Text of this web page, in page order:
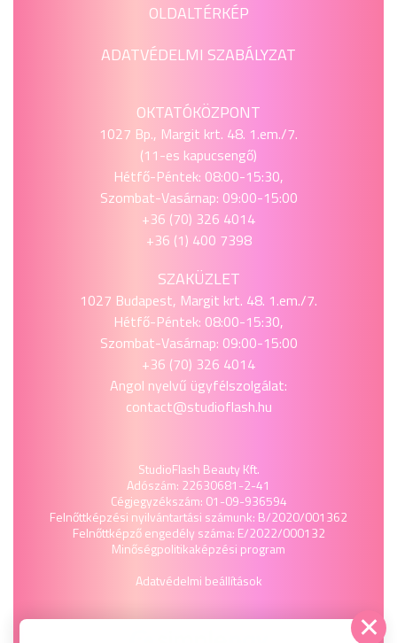
OLDALTÉRKÉP
ADATVÉDELMI SZABÁLYZAT
OKTATÓKÖZPONT
1027 Bp., Margit krt. 48. 1.em./7.
(11-es kapucsengő)
Hétfő-Péntek: 08:00-15:30,
Szombat-Vasárnap: 09:00-15:00
+36 (70) 326 4014
+36 (1) 400 7398
SZAKÜZLET
1027 Budapest, Margit krt. 48. 1.em./7.
Hétfő-Péntek: 08:00-15:30,
Szombat-Vasárnap: 09:00-15:00
+36 (70) 326 4014
Angol nyelvű ügyfélszolgálat:
contact@studioflash.hu
StudioFlash Beauty Kft.
Adószám: 22630681-2-41
Cégjegyzékszám: 01-09-936594
Felnőttképzési nyilvántartási számunk: B/2020/001362
Felnőttképző engedély száma: E/2022/000132
Minőségpolitikaképzési program
Adatvédelmi beállítások